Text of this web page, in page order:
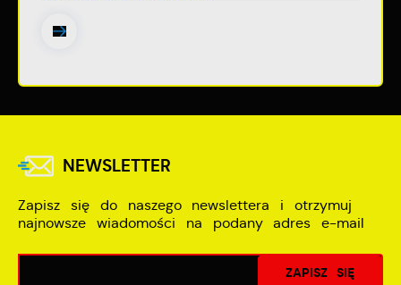
NEWSLETTER
Zapisz się do naszego newslettera i otrzymuj
najnowsze wiadomości na podany adres e-mail